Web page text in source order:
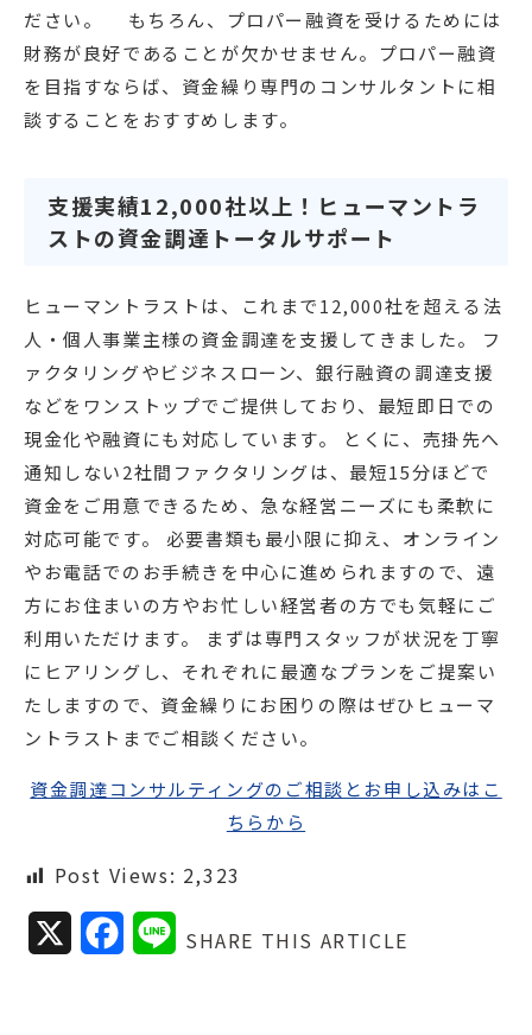
ださい。 もちろん、プロパー融資を受けるためには
財務が良好であることが欠かせません。プロパー融資
を目指すならば、資金繰り専門のコンサルタントに相
談することをおすすめします。
支援実績12,000社以上！ヒューマントラ
ストの資金調達トータルサポート
ヒューマントラストは、これまで12,000社を超える法
人・個人事業主様の資金調達を支援してきました。 フ
ァクタリングやビジネスローン、銀行融資の調達支援
などをワンストップでご提供しており、最短即日での
現金化や融資にも対応しています。 とくに、売掛先へ
通知しない2社間ファクタリングは、最短15分ほどで
資金をご用意できるため、急な経営ニーズにも柔軟に
対応可能です。 必要書類も最小限に抑え、オンライン
やお電話でのお手続きを中心に進められますので、遠
方にお住まいの方やお忙しい経営者の方でも気軽にご
利用いただけます。 まずは専門スタッフが状況を丁寧
にヒアリングし、それぞれに最適なプランをご提案い
たしますので、資金繰りにお困りの際はぜひヒューマ
ントラストまでご相談ください。
資金調達コンサルティングのご相談とお申し込みはこ
ちらから
Post Views: 2,323
LSHARE THIS ARTICLE